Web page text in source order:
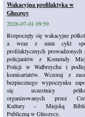
Wakacyjna profilaktyka w
Głuszycy
2026-07-01 09:59
Rozpoczęły się wakacyjne
a wraz z nimi cykl
profilaktycznych prowadzonych
policjantów z Komendy
Policji w Wałbrzychu i
komisariatów. Wczoraj z
bezpiecznego wypoczynku
się uczestnicy
organizowanych przez
Kultury – Miejską
Publiczną w Głuszycy.